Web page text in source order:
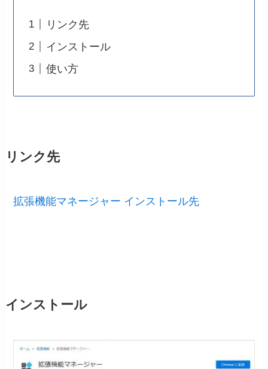
リンク先
インストール
使い方
リンク先
拡張機能マネージャー インストール先
インストール